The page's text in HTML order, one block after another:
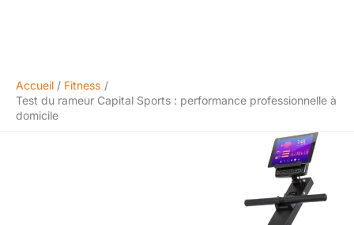
Accueil
Fitness
Test du rameur Capital Sports : performance professionnelle à
domicile